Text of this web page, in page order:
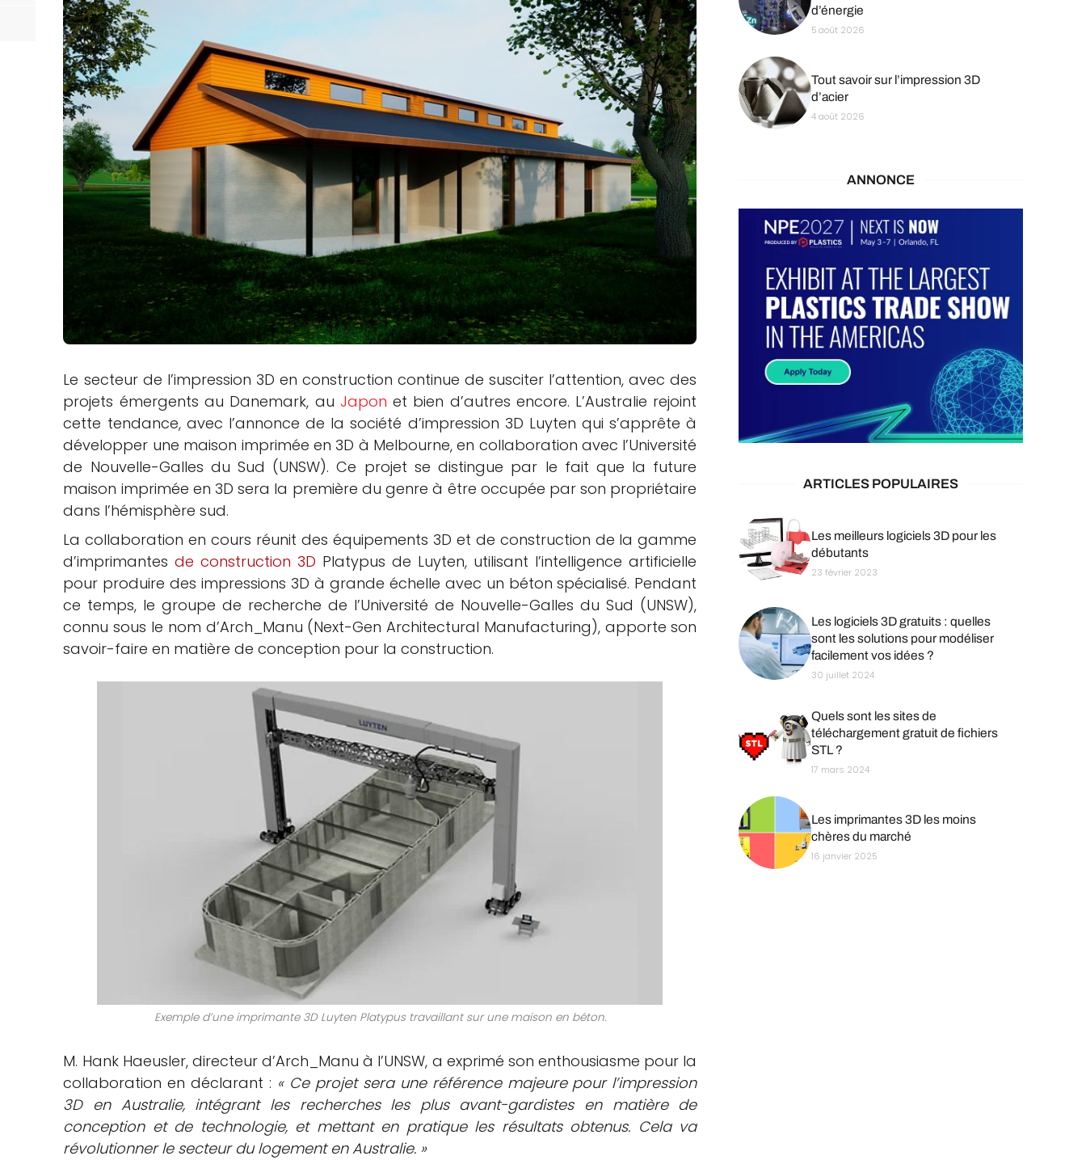
Scanners 3D
Vidéos
Le secteur de l’impression 3D en construction continue de susciter l’attention, avec des
projets émergents au Danemark, au Japon et bien d’autres encore. L’Australie rejoint
cette tendance, avec l’annonce de la société d’impression 3D Luyten qui s’apprête à
développer une maison imprimée en 3D à Melbourne, en collaboration avec l’Université
de Nouvelle-Galles du Sud (UNSW). Ce projet se distingue par le fait que la future
maison imprimée en 3D sera la première du genre à être occupée par son propriétaire
dans l’hémisphère sud.
La collaboration en cours réunit des équipements 3D et de construction de la gamme
d’imprimantesde construction 3D Platypus de Luyten, utilisant l’intelligence artificielle
pour produire des impressions 3D à grande échelle avec un béton spécialisé. Pendant
ce temps, le groupe de recherche de l’Université de Nouvelle-Galles du Sud (UNSW),
connu sous le nom d’Arch_Manu (Next-Gen Architectural Manufacturing), apporte son
savoir-faire en matière de conception pour la construction.
Exemple d’une imprimante 3D Luyten Platypus travaillant sur une maison en béton.
M. Hank Haeusler, directeur d’Arch_Manu à l’UNSW, a exprimé son enthousiasme pour la
collaboration en déclarant : « Ce projet sera une référence majeure pour l’impression
3D en Australie, intégrant les recherches les plus avant-gardistes en matière de
conception et de technologie, et mettant en pratique les résultats obtenus. Cela va
révolutionner le secteur du logement en Australie. »
d’énergie
5 août 2026
Tout savoir sur l’impression 3D
d’acier
4 août 2026
ANNONCE
ARTICLES POPULAIRES
Les meilleurs logiciels 3D pour les
débutants
23 février 2023
Les logiciels 3D gratuits : quelles
sont les solutions pour modéliser
facilement vos idées ?
30 juillet 2024
Quels sont les sites de
téléchargement gratuit de fichiers
STL ?
17 mars 2024
Les imprimantes 3D les moins
chères du marché
16 janvier 2025